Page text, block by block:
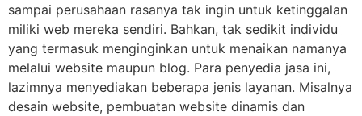
sampai perusahaan rasanya tak ingin untuk ketinggalan
miliki web mereka sendiri. Bahkan, tak sedikit individu
yang termasuk menginginkan untuk menaikan namanya
melalui website maupun blog. Para penyedia jasa ini,
lazimnya menyediakan beberapa jenis layanan. Misalnya
desain website, pembuatan website dinamis dan